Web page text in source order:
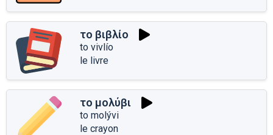
το βιβλίο
to vivlío
le livre
το μολύβι
to molývi
le crayon